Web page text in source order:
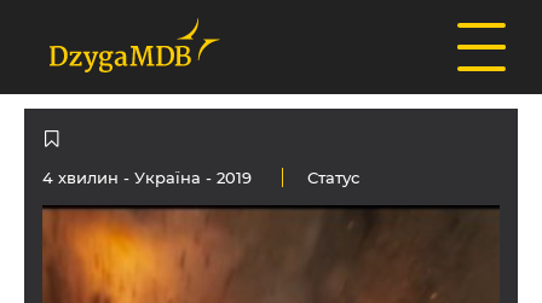
4 хвилин - Україна - 2019 Статус